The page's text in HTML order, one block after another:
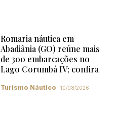
Romaria náutica em
Abadiânia (GO) reúne mais
de 300 embarcações no
Lago Corumbá IV; confira
Turismo Náutico 10/08/2026